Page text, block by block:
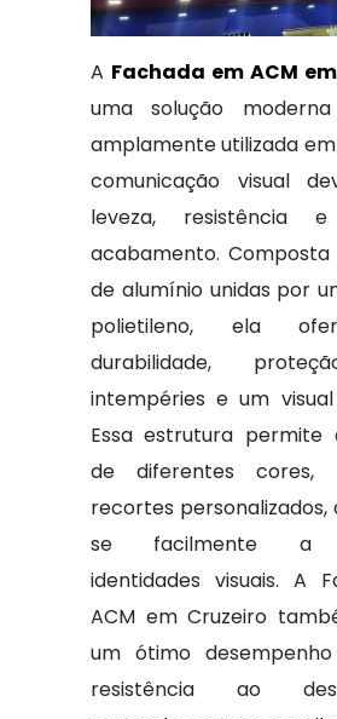
A Fachada em ACM
uma solução
amplamente utilizada
comunicação visual
leveza, resistência
acabamento.
de alumínio unidas por
polietileno, ela
durabilidade,
intempéries e um visual
Essa estrutura permite
de diferentes cores,
recortes
se facilmente a
identidades visuais. A
ACM em Cruzeiro
um ótimo
resistência ao